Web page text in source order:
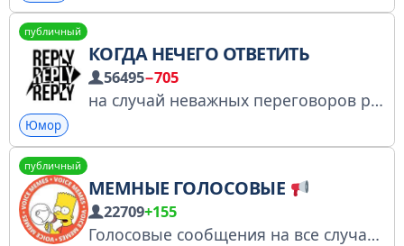
публичный
КОГДА НЕЧЕГО ОТВЕТИТЬ
56495−705
на случай неважных переговоров реклама: @artemkasady
Юмор
публичный
МЕМНЫЕ ГОЛОСОВЫЕ
22709+155
Голосовые сообщения на все случаи жизни. Номер заявки в ркн № 7159429264 Предложить своё гс: @prostoheka По вопросам рекламы: @prostoheka